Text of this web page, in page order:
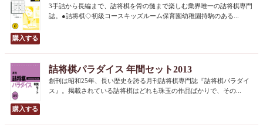
3手詰から長編まで、詰将棋を骨の髄まで楽しむ業界唯一の詰将棋専門
誌。●詰将棋◇初級コースキッズルーム保育園幼稚園持駒のある...
詰将棋パラダイス 年間セット2013
創刊は昭和25年、長い歴史を誇る月刊詰将棋専門誌『詰将棋パラダイ
ス』。掲載されている詰将棋はどれも珠玉の作品ばかりで、その...